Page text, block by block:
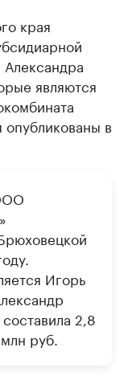
края
являются
в
Игорь
2,8
руб.